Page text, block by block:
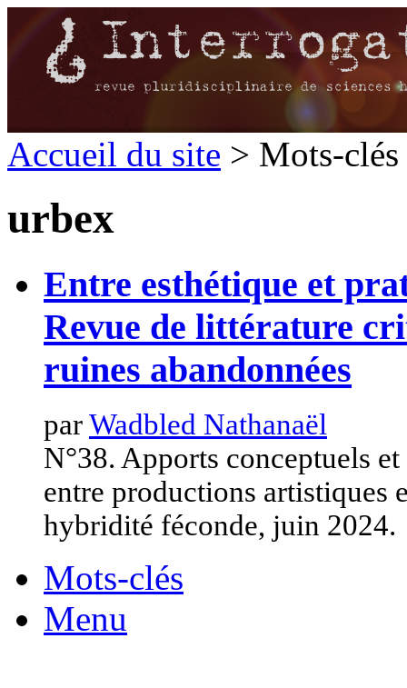
Accueil du site > Mots-
urbex
Entre esthétique et
Revue de littérature
ruines abandonnées
parWadbled Nathanaël
N°38. Apports conceptuels
entre productions artistiques
hybridité féconde, juin 2024.
Mots-clés
Menu